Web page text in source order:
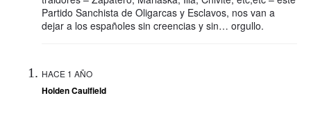
Partido Sanchista de Oligarcas y Esclavos, nos van a
dejar a los españoles sin creencias y sin… orgullo.
HACE 1 AÑO
Holden Caulfield